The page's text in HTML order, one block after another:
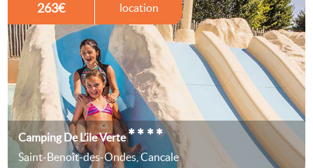
263€
location
Camping De L’ile Verte****
Saint-Benoît-des-Ondes, Cancale